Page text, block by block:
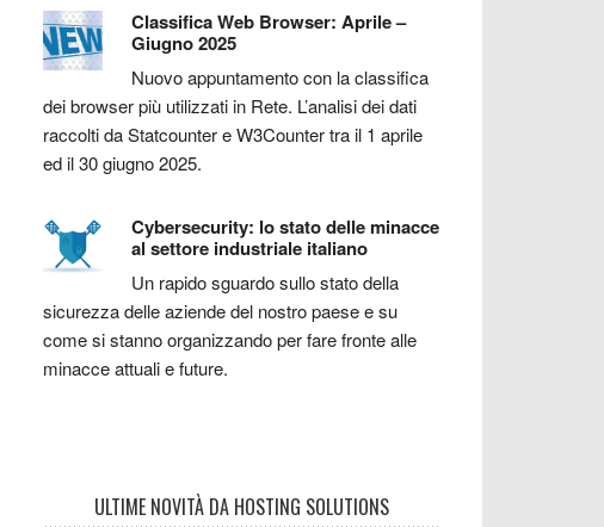
Classifica Web Browser: Aprile –
Giugno 2025
Nuovo appuntamento con la classifica
dei browser più utilizzati in Rete. L’analisi dei dati
raccolti da Statcounter e W3Counter tra il 1 aprile
ed il 30 giugno 2025.
Cybersecurity: lo stato delle minacce
al settore industriale italiano
Un rapido sguardo sullo stato della
sicurezza delle aziende del nostro paese e su
come si stanno organizzando per fare fronte alle
minacce attuali e future.
ULTIME NOVITÀ DA HOSTING SOLUTIONS